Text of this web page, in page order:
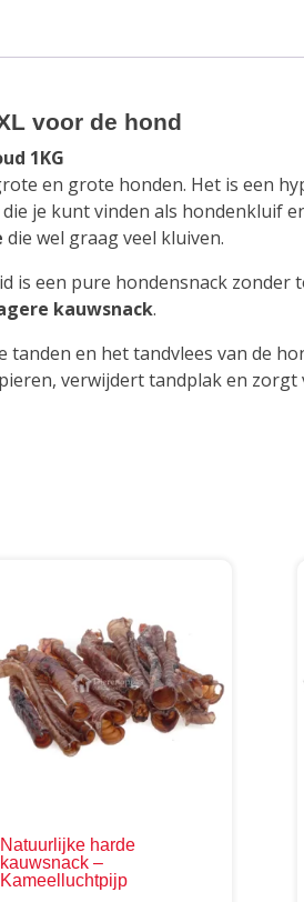
voor de hond
1KG
en grote honden. Het is een
die je kunt vinden als hondenkluif
die wel graag veel kluiven.
is een pure hondensnack
kauwsnack.
en het tandvlees van de
verwijdert tandplak en zorgt
Natuurlijke harde
kauwsnack –
Kameelluchtpijp